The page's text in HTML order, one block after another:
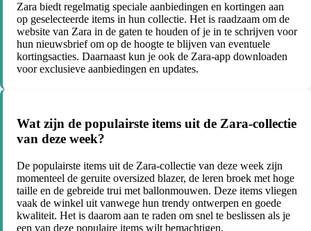
Zara biedt regelmatig speciale aanbiedingen en kortingen aan
op geselecteerde items in hun collectie. Het is raadzaam om de
website van Zara in de gaten te houden of je in te schrijven voor
hun nieuwsbrief om op de hoogte te blijven van eventuele
kortingsacties. Daarnaast kun je ook de Zara-app downloaden
voor exclusieve aanbiedingen en updates.
Wat zijn de populairste items uit de Zara-collectie
van deze week?
De populairste items uit de Zara-collectie van deze week zijn
momenteel de geruite oversized blazer, de leren broek met hoge
taille en de gebreide trui met ballonmouwen. Deze items vliegen
vaak de winkel uit vanwege hun trendy ontwerpen en goede
kwaliteit. Het is daarom aan te raden om snel te beslissen als je
een van deze populaire items wilt bemachtigen.